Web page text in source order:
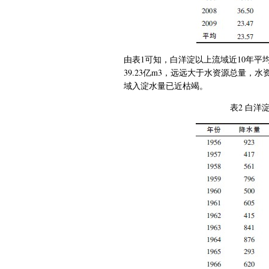
由表1可知，白洋淀以上流域近10年平
39.23亿m3 ，远远大于水资源总量， 水
域入淀水量已近枯竭。
表2 白洋